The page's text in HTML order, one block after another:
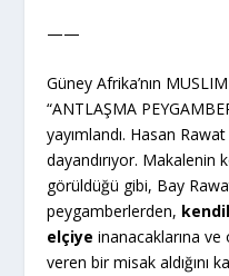
——
Güney Afrika’nın
“ANTLAŞMA
yayımlandı. Hasan
dayandırıyor.
görüldüğü gibi, Bay
peygamberlerden,
elçiye inanacaklarına
veren bir misak aldığını